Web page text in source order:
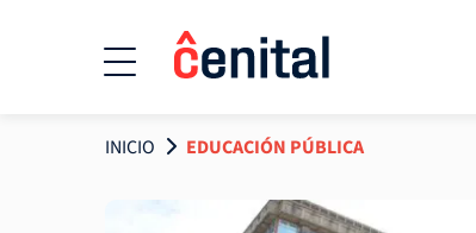
INICIO EDUCACIÓN PÚBLICA